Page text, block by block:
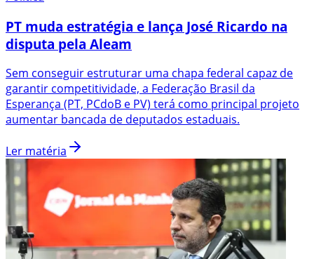
PT muda estratégia e lança José Ricardo na
disputa pela Aleam
Sem conseguir estruturar uma chapa federal capaz de
garantir competitividade, a Federação Brasil da
Esperança (PT, PCdoB e PV) terá como principal projeto
aumentar bancada de deputados estaduais.
Ler matéria